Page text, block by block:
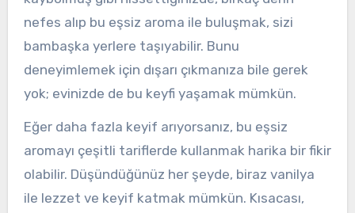
nefes alıp bu eşsiz aroma ile buluşmak, sizi
bambaşka yerlere taşıyabilir. Bunu
deneyimlemek için dışarı çıkmanıza bile gerek
yok; evinizde de bu keyfi yaşamak mümkün.
Eğer daha fazla keyif arıyorsanız, bu eşsiz
aromayı çeşitli tariflerde kullanmak harika bir fikir
olabilir. Düşündüğünüz her şeyde, biraz vanilya
ile lezzet ve keyif katmak mümkün. Kısacası,